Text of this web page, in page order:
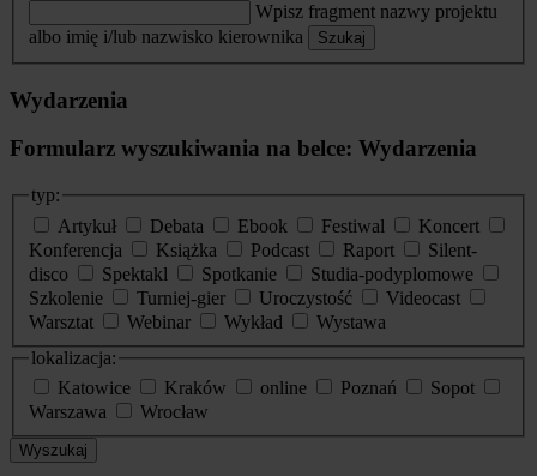
Wpisz fragment nazwy projektu
albo imię i/lub nazwisko kierownika
Szukaj
Wydarzenia
Formularz wyszukiwania na belce: Wydarzenia
typ:
Artykuł
Debata Ebook Festiwal
Koncert
Konferencja
Książka Podcast Raport
Silent-
disco
Spektakl Spotkanie
Studia-podyplomowe
Szkolenie
Turniej-gier Uroczystość
Videocast
Warsztat
Webinar Wykład
Wystawa
lokalizacja:
Katowice
Kraków online Poznań
Sopot
Warszawa
Wrocław
Wyszukaj